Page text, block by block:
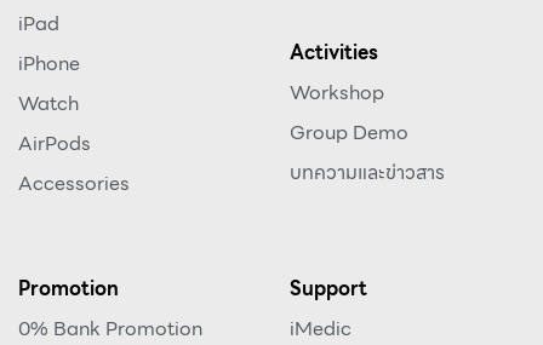
iPad
iPhone
Watch
AirPods
Accessories
Activities
Workshop
Group Demo
บทความและข่าวสาร
Promotion
0% Bank Promotion
Support
iMedic